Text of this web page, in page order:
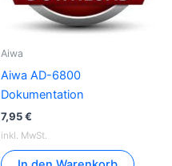
Aiwa
Aiwa AD-6800
Dokumentation
7,95€
inkl. MwSt.